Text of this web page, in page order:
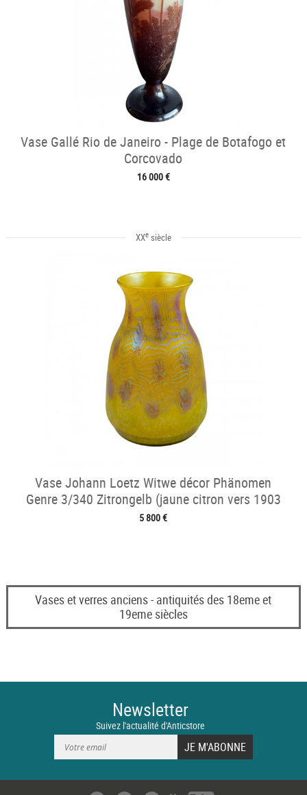
Vase Gallé Rio de Janeiro - Plage de Botafogo et
Corcovado
16 000 €
XXesiècle
Vase Johann Loetz Witwe décor Phänomen
Genre 3/340 Zitrongelb (jaune citron vers 1903
5 800 €
Vases et verres anciens - antiquités des 18eme et
19eme siècles
Newsletter
Suivez l'actualité d'Anticstore